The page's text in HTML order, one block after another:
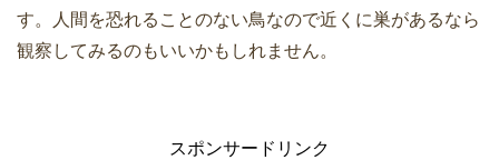
す。人間を恐れることのない鳥なので近くに巣があるなら
観察してみるのもいいかもしれません。
スポンサードリンク